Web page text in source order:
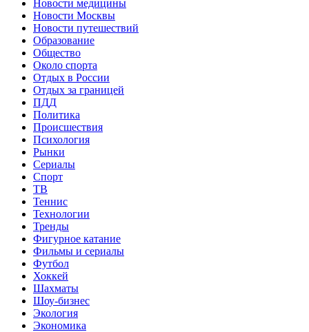
Новости медицины
Новости Москвы
Новости путешествий
Образование
Общество
Около спорта
Отдых в России
Отдых за границей
ПДД
Политика
Происшествия
Психология
Рынки
Сериалы
Спорт
ТВ
Теннис
Технологии
Тренды
Фигурное катание
Фильмы и сериалы
Футбол
Хоккей
Шахматы
Шоу-бизнес
Экология
Экономика